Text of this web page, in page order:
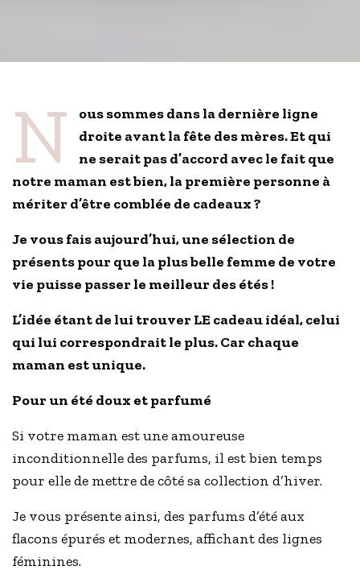
N
ous sommes dans la dernière ligne
droite avant la fête des mères. Et qui
ne serait pas d’accord avec le fait que
notre maman est bien, la première personne à
mériter d’être comblée de cadeaux ?
Je vous fais aujourd’hui, une sélection de
présents pour que la plus belle femme de votre
vie puisse passer le meilleur des étés !
L’idée étant de lui trouver LE cadeau idéal, celui
qui lui correspondrait le plus. Car chaque
maman est unique.
Pour un été doux et parfumé
Si votre maman est une amoureuse
inconditionnelle des parfums, il est bien temps
pour elle de mettre de côté sa collection d’hiver.
Je vous présente ainsi, des parfums d’été aux
flacons épurés et modernes, affichant des lignes
féminines.